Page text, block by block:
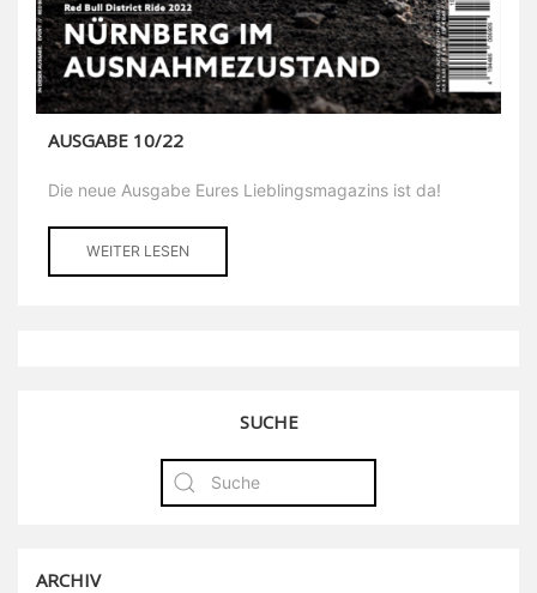
AUSGABE 10/22
Die neue Ausgabe Eures Lieblingsmagazins ist da!
WEITER LESEN
SUCHE
ARCHIV